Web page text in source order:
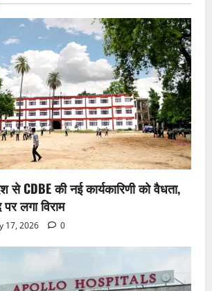
CDBE की नई कार्यकारिणी को वैधता,
लगा विराम
17, 2026 0